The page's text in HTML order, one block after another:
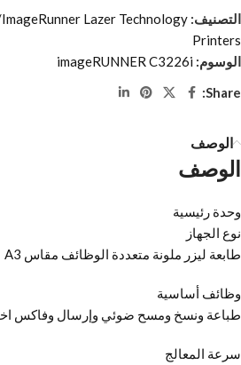
التصنيف: Lazer Technology
Printers
الوسوم: imageRUNNER C3226i
Share:
الوصف
الوصف
وحدة رئيسية
نوع الجهاز
طابعة ليزر ملونة متعددة الوظائف مقاس A3
وظائف أساسية
طباعة ونسخ ومسح ضوئي وإرسال وفاكس
سرعة المعالج